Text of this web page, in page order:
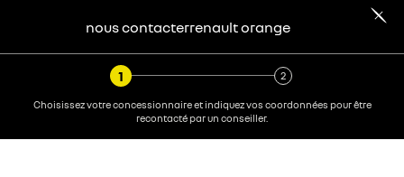
nous contacterrenaultorange
Choisissez votre concessionnaire et indiquez vos coordonnées pour être
recontacté par un conseiller.